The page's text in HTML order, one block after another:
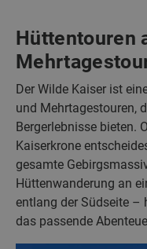
Hüttentouren
Der Wilde Kaiser ist
und Mehrtagestouren,
Bergerlebnisse bieten.
Kaiserkrone
gesamte
Hüttenwanderung an
entlang der Südseite –
das passende